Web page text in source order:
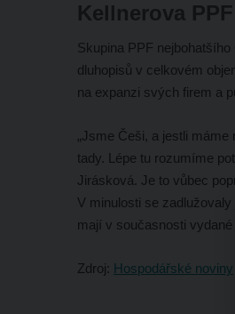
Kellnerova
Skupina PPF
dluhopisů v celkovém
na expanzi svých firem a
„Jsme Češi, a jestli
tady. Lépe tu rozumíme
Jirásková. Je to vůbec
V minulosti se zadlužovaly
mají v současnosti vydané
Zdroj: Hospodářské noviny